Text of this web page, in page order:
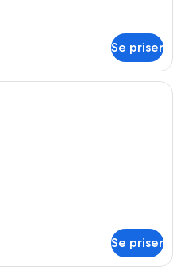
Se priser
Ett sovrum med en stor säng, ett
Se priser